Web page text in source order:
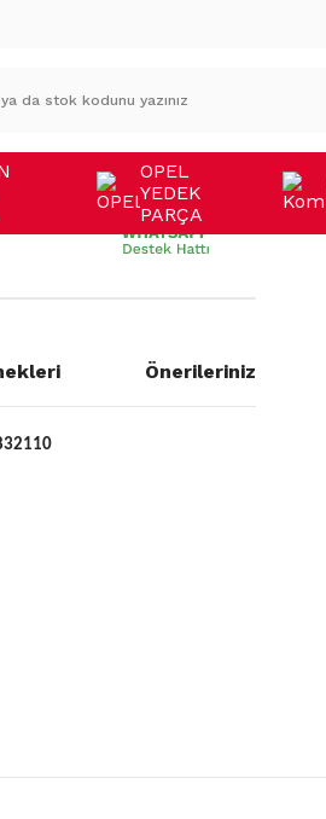
OPEL
YEDEK
PARÇA
Önerileriniz